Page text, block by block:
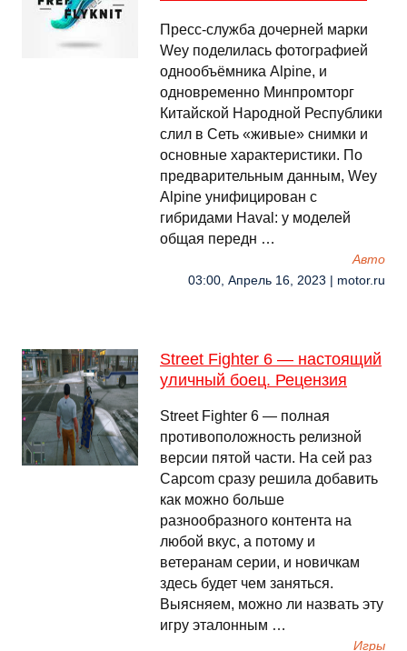
Пресс-служба дочерней марки
Wey поделилась фотографией
однообъёмника Alpine, и
одновременно Минпромторг
Китайской Народной Республики
слил в Сеть «живые» снимки и
основные характеристики. По
предварительным данным, Wey
Alpine унифицирован с
гибридами Haval: у моделей
общая передн …
Авто
03:00, Апрель 16, 2023 | motor.ru
Street Fighter 6 — настоящий
уличный боец. Рецензия
Street Fighter 6 — полная
противоположность релизной
версии пятой части. На сей раз
Capcom сразу решила добавить
как можно больше
разнообразного контента на
любой вкус, а потому и
ветеранам серии, и новичкам
здесь будет чем заняться.
Выясняем, можно ли назвать эту
игру эталонным …
Игры